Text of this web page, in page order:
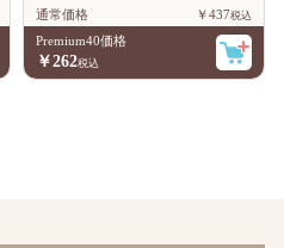
通常価格
￥437
Premium40価格
￥262